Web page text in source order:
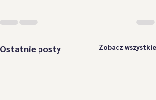
Ostatnie posty Zobacz wszystkie